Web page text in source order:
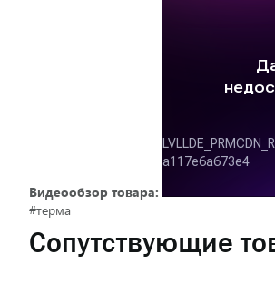
Видеообзор товара:
#терма
Сопутствующие